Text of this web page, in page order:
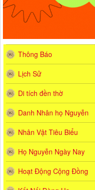
Thông Báo
Lịch Sử
Di tích đền thờ
Danh Nhân họ Nguyễn
Nhân Vật Tiêu Biểu
Họ Nguyễn Ngày Nay
Hoạt Động Cộng Đồng